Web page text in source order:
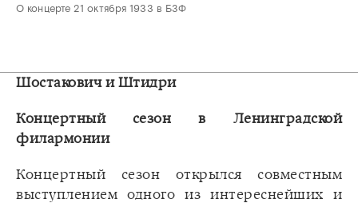
О концерте 21 октября 1933 в БЗФ
Шостакович и Штидри
Концертный сезон в Ленинградской
филармонии
Концертный сезон открылся совместным
выступлением одного из интереснейших и